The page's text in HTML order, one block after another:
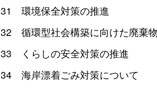
31 環境保全対策の推進
32 循環型社会構築に向けた廃棄
33 くらしの安全対策の推進
34 海岸漂着ごみ対策について